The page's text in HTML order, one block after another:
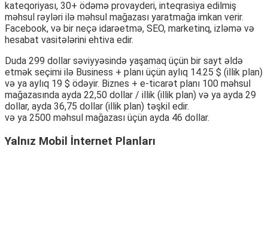
kateqoriyası, 30+ ödəmə provayderi, inteqrasiya edilmiş
məhsul rəyləri ilə məhsul mağazası yaratmağa imkan verir.
Facebook, və bir neçə idarəetmə, SEO, marketinq, izləmə və
hesabat vasitələrini ehtiva edir.
Duda 299 dollar səviyyəsində yaşamaq üçün bir sayt əldə
etmək seçimi ilə Business + planı üçün aylıq 14.25 $ (illik plan)
və ya aylıq 19 $ ödəyir. Biznes + e-ticarət planı 100 məhsul
mağazasında ayda 22,50 dollar / illik (illik plan) və ya ayda 29
dollar, ayda 36,75 dollar (illik plan) təşkil edir.
və ya 2500 məhsul mağazası üçün ayda 46 dollar.
Yalnız Mobil İnternet Planları